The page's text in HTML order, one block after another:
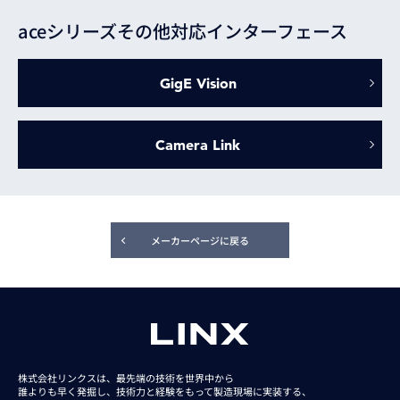
aceシリーズその他対応インターフェース
GigE Vision
Camera Link
メーカーページに戻る
株式会社リンクスは、最先端の技術を世界中から
誰よりも早く発掘し、技術力と経験をもって製造現場に実装する、